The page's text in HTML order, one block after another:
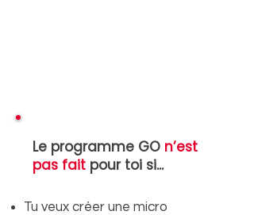
Le programme GO n’est
pas fait pour toi si...
Tu veux créer une micro